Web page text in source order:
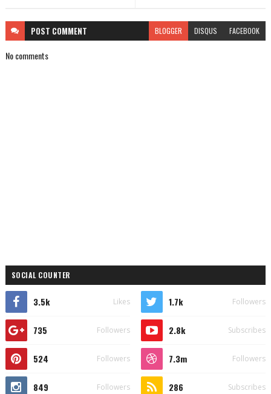
POST COMMENT BLOGGER DISQUS FACEBOOK
No comments
SOCIAL COUNTER
3.5k Likes 1.7k Followers
735 Followers 2.8k Subscribes
524 Followers 7.3m Followers
849 Followers 286 Subscribes